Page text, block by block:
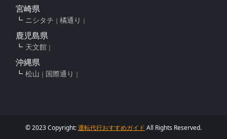
宮崎県
ニシタチ 橘通り
鹿児島県
天文館
沖縄県
松山 国際通り
© 2023 Copyright:運転代行おすすめガイド All Rights Reserved.